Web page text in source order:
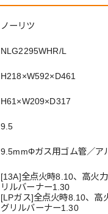
ノーリツ
NLG2295WHR/L
H218×W592×D461
H61×W209×D317
9.5
9.5mmΦガス用ゴム管／ア
[13A]全点火時8.10、高火
リルバーナー1.30
[LPガス]全点火時8.10、高
グリルバーナー1.30